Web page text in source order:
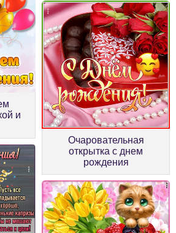
и
Очаровательная
открытка с днем
рождения